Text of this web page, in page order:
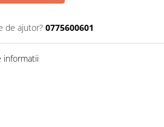
de ajutor? 0775600601
informatii